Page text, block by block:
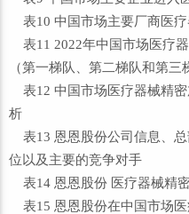
表10 中国市场主要厂商医
表11 2022年中国市场医疗
（第一梯队、第二梯队和第三
表12 中国市场医疗器械精
析
表13 恩恩股份公司信息、
位以及主要的竞争对手
表14 恩恩股份 医疗器械精
表15 恩恩股份在中国市场医